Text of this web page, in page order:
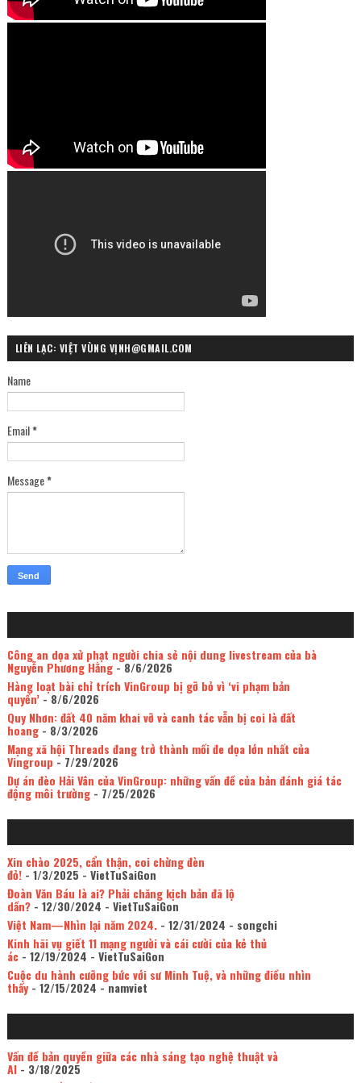
LIÊN LẠC: VIỆT VÙNG VỊNH@GMAIL.COM
Name
Email*
Message*
Công an dọa xử phạt người chia sẻ nội dung livestream của bà
Nguyễn Phương Hằng- 8/6/2026
Hàng loạt bài chỉ trích VinGroup bị gỡ bỏ vì ‘vi phạm bản
quyền’- 8/6/2026
Quy Nhơn: đất 40 năm khai vỡ và canh tác vẫn bị coi là đất
hoang- 8/3/2026
Mạng xã hội Threads đang trở thành mối đe dọa lớn nhất của
Vingroup - 7/29/2026
Dự án đèo Hải Vân của VinGroup: những vấn đề của bản đánh giá tác
động môi trường- 7/25/2026
Xin chào 2025, cẩn thận, coi chừng đèn
đỏ!- 1/3/2025 - VietTuSaiGon
Đoàn Văn Báu là ai? Phải chăng kịch bản đã lộ
dần?- 12/30/2024 - VietTuSaiGon
Việt Nam—Nhìn lại năm 2024.- 12/31/2024 - songchi
Kinh hãi vụ giết 11 mạng người và cái cười của kẻ thủ
ác- 12/19/2024 - VietTuSaiGon
Cuộc du hành cưỡng bức với sư Minh Tuệ, và những điều nhìn
thấy- 12/15/2024 - namviet
Vấn đề bản quyền giữa các nhà sáng tạo nghệ thuật và
AI- 3/18/2025